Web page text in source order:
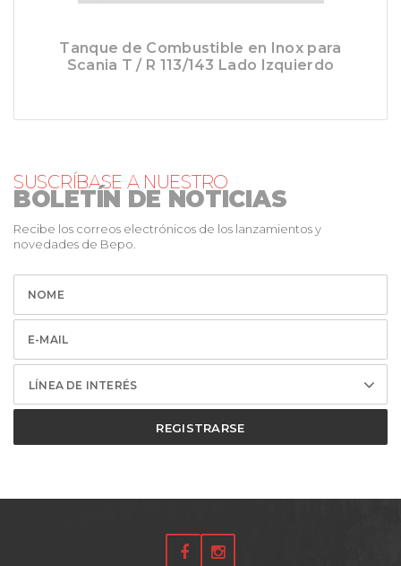
Tanque de Combustible en Inox para
Scania T / R 113/143 Lado Izquierdo
SUSCRÍBASE A NUESTRO
BOLETÍN DE NOTICIAS
Recibe los correos electrónicos de los lanzamientos y
novedades de Bepo.
LÍNEA DE INTERÉS
REGISTRARSE